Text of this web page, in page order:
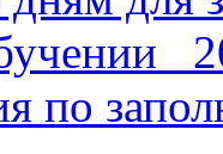
по